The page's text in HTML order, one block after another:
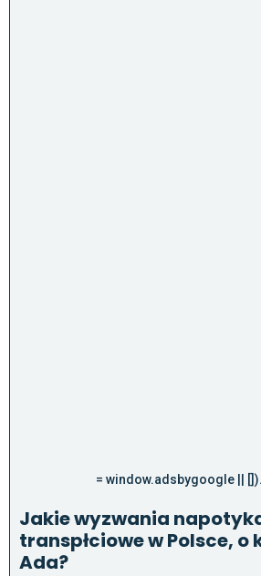
= window.adsbygoogle ||
Jakie wyzwania
transpłciowe w Polsce,
Ada?